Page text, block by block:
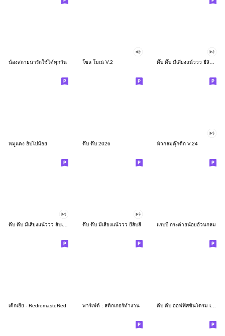
น้องสกายน่ารักใช้ได้ทุกวัน โซล โมเน่ V.2 ดึ๊บ ดึ๊บ มีเสียงแน้ววว ยี่สิบสอง
หมูแดง ฮิปโปน้อย ดึ๊บ ดึ๊บ 2026 หัวกลมดุ๊กดิ๊ก V.24
ดึ๊บ ดึ๊บ มีเสียงแน้ววว ยี่สิบสี่ แรบบี้ กระต่ายน้อยอ้วนกลม
เด็กเฮีย - RedremasteRed พาร์เฟ่ต์ : สติกเกอร์ทำงาน ดึ๊บ ดึ๊บ ออฟฟิศซินโดรม เจ็ด